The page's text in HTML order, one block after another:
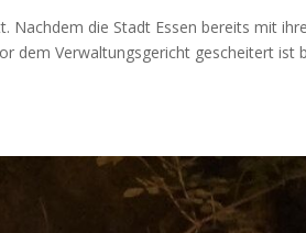
Nachdem die Stadt Essen bereits mit
dem Verwaltungsgericht gescheitert ist